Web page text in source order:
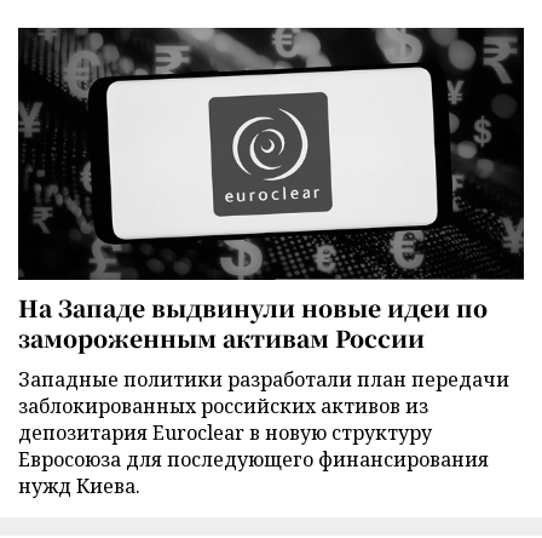
На Западе выдвинули новые идеи по
замороженным активам России
Западные политики разработали план передачи
заблокированных российских активов из
депозитария Euroclear в новую структуру
Евросоюза для последующего финансирования
нужд Киева.